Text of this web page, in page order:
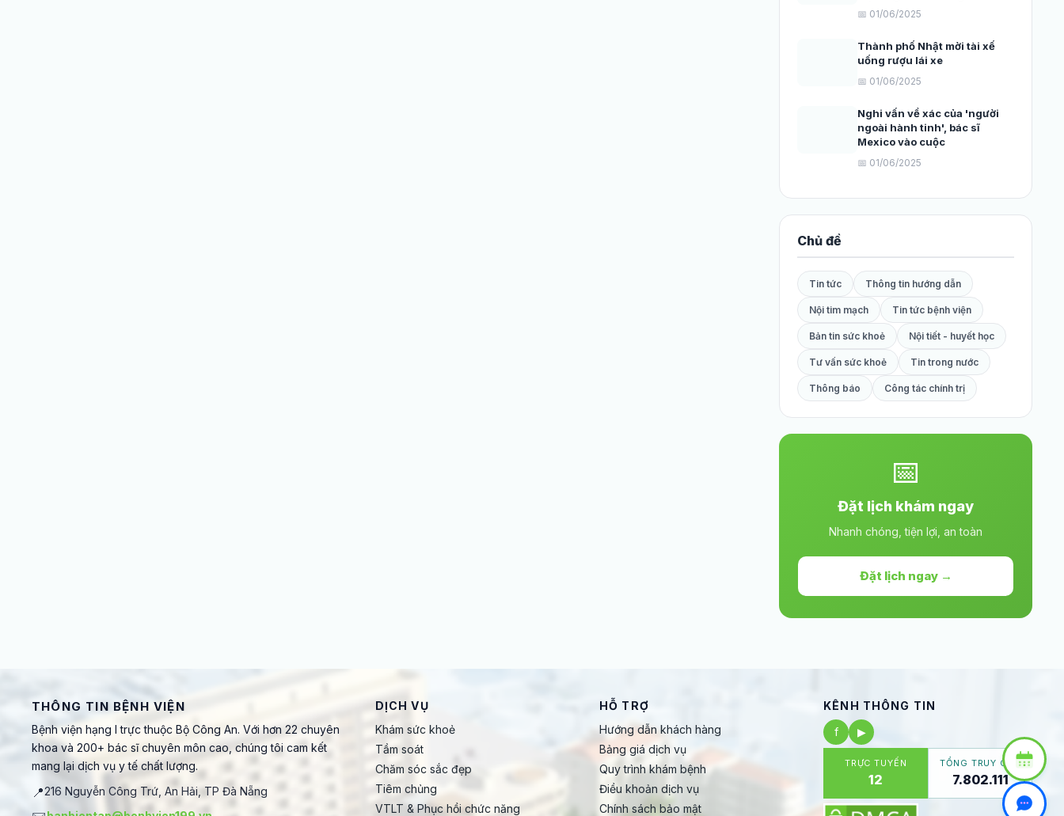
📅 01/06/2025
Thành phố Nhật mời tài xế
uống rượu lái xe
📅 01/06/2025
Nghi vấn về xác của 'người
ngoài hành tinh', bác sĩ
Mexico vào cuộc
📅 01/06/2025
Chủ đề
Tin tức Thông tin hướng dẫn
Nội tim mạch Tin tức bệnh viện
Bản tin sức khoẻ Nội tiết - huyết học
Tư vấn sức khoẻ Tin trong nước
Thông báo Công tác chính trị
📅
Đặt lịch khám ngay
Nhanh chóng, tiện lợi, an toàn
Đặt lịch ngay →
THÔNG TIN BỆNH VIỆN
Bệnh viện hạng I trực thuộc Bộ Công An. Với hơn 22 chuyên
khoa và 200+ bác sĩ chuyên môn cao, chúng tôi cam kết
mang lại dịch vụ y tế chất lượng.
📍216 Nguyễn Công Trứ, An Hải, TP Đà Nẵng
DỊCH VỤ
Khám sức khoẻ
Tầm soát
Chăm sóc sắc đẹp
Tiêm chủng
VTLT & Phục hồi chức năng
HỖ TRỢ
Hướng dẫn khách hàng
Bảng giá dịch vụ
Quy trình khám bệnh
Điều khoản dịch vụ
Chính sách bảo mật
KÊNH THÔNG TIN
f
▶
TRỰC TUYẾN
12
TỔNG TRUY CẬP
7.802.111